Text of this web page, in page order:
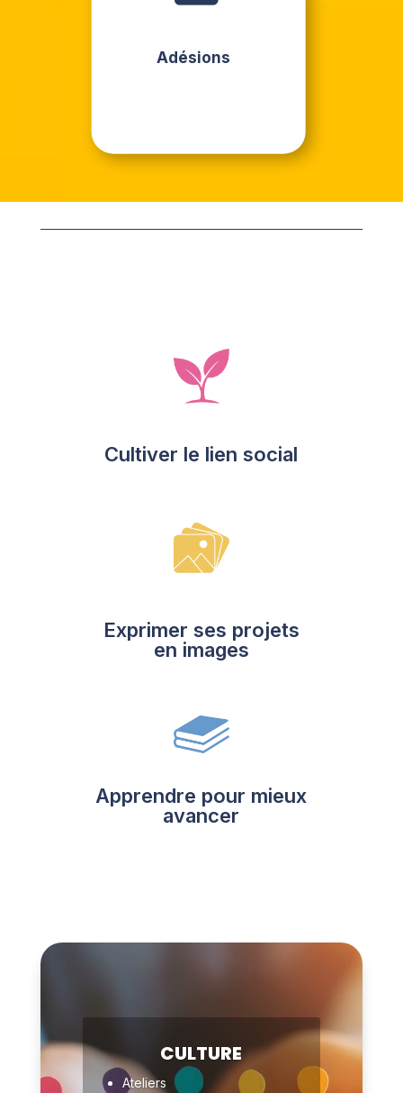
Adésions
Cultiver le lien social
Exprimer ses projets
en images
Apprendre pour mieux
avancer
CULTURE
Ateliers